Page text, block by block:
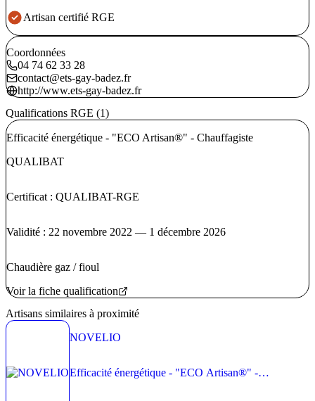
Artisan certifié RGE
Coordonnées
04 74 62 33 28
contact@ets-gay-badez.fr
http://www.ets-gay-badez.fr
Qualifications RGE (1)
Efficacité énergétique - "ECO Artisan®" - Chauffagiste
QUALIBAT
Certificat : QUALIBAT-RGE
Validité : 22 novembre 2022 — 1 décembre 2026
Chaudière gaz / fioul
Voir la fiche qualification
Artisans similaires à proximité
NOVELIO
Efficacité énergétique - "ECO Artisan®" -